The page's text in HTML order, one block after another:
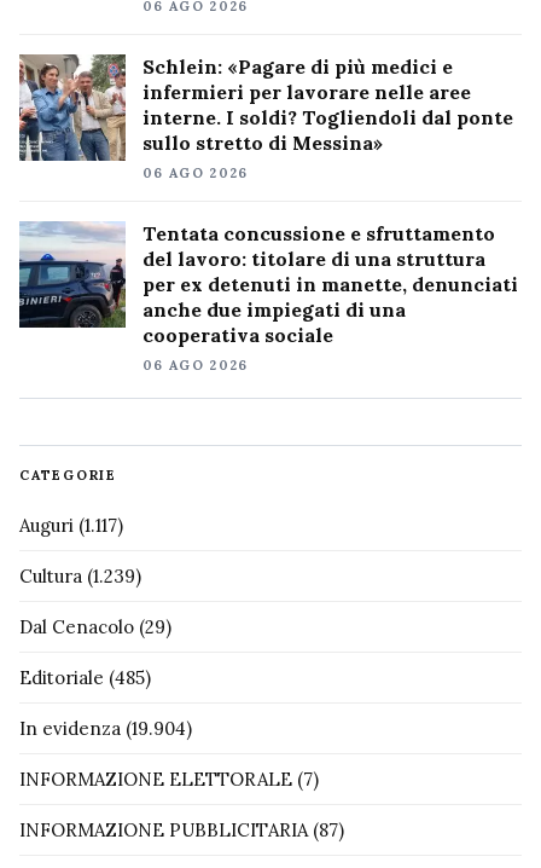
06 AGO 2026
Schlein: «Pagare di più medici e
infermieri per lavorare nelle aree
interne. I soldi? Togliendoli dal ponte
sullo stretto di Messina»
06 AGO 2026
Tentata concussione e sfruttamento
del lavoro: titolare di una struttura
per ex detenuti in manette, denunciati
anche due impiegati di una
cooperativa sociale
06 AGO 2026
CATEGORIE
Auguri (1.117)
Cultura (1.239)
Dal Cenacolo (29)
Editoriale (485)
In evidenza (19.904)
INFORMAZIONE ELETTORALE (7)
INFORMAZIONE PUBBLICITARIA(87)